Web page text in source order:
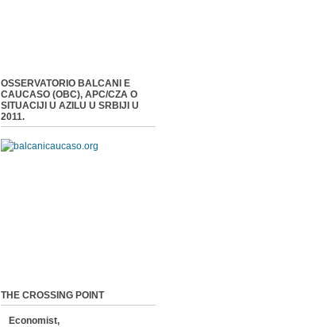
OSSERVATORIO BALCANI E
CAUCASO (OBC), APC/CZA O
SITUACIJI U AZILU U SRBIJI U
2011.
THE CROSSING POINT
Economist,